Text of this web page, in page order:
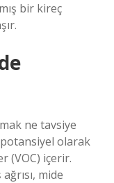
bir kireç
ne tavsiye
olarak
(VOC) içerir.
mide